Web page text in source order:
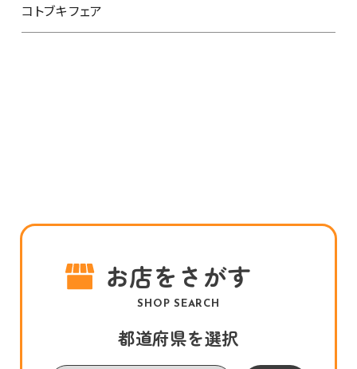
コトブキフェア
お店をさがす
SHOP SEARCH
都道府県を選択